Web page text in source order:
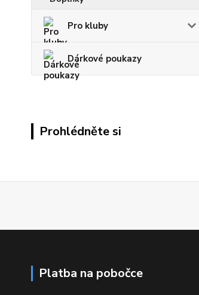
Pro kluby
Dárkové poukazy
Prohlédněte si
Platba na pobočce